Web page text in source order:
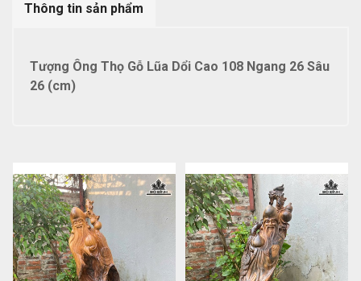
Thông tin sản phẩm
Tượng Ông Thọ Gỗ Lũa Dổi Cao 108 Ngang 26 Sâu
26 (cm)